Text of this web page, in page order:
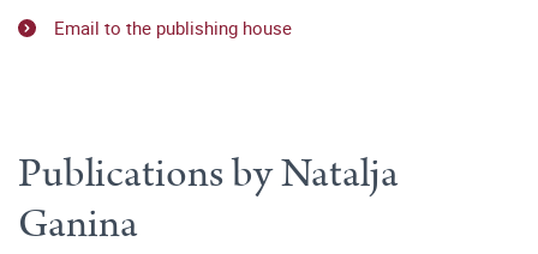
Email to the publishing house
Publications by Natalja
Ganina